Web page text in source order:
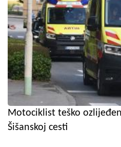
Motociklist teško
Šišanskoj cesti